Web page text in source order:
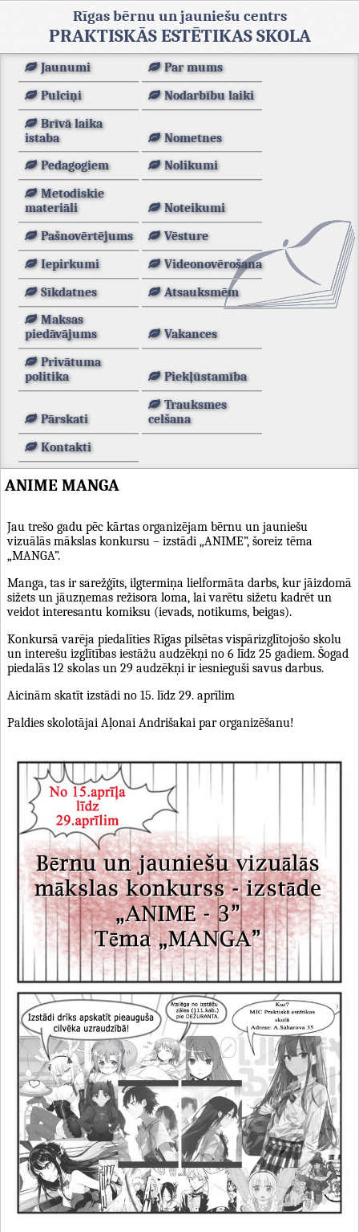
Rīgas bērnu un jauniešu centrs
PRAKTISKĀS ESTĒTIKAS SKOLA
Jaunumi
Par mums
Pulciņi
Nodarbību laiki
Brīvā laika
istaba
Nometnes
Pedagogiem
Nolikumi
Metodiskie
materiāli
Noteikumi
Pašnovērtējums
Vēsture
Iepirkumi
Videonovērošana
Sīkdatnes
Atsauksmēm
Maksas
piedāvājums
Vakances
Privātuma
politika
Piekļūstamība
Pārskati
Trauksmes
celšana
Kontakti
ANIME MANGA
Jau trešo gadu pēc kārtas organizējam bērnu un jauniešu
vizuālās mākslas konkursu – izstādi „ANIME”, šoreiz tēma
„MANGA”.
Manga, tas ir sarežģīts, ilgtermiņa lielformāta darbs, kur jāizdomā
sižets un jāuzņemas režisora loma, lai varētu sižetu kadrēt un
veidot interesantu komiksu (ievads, notikums, beigas).
Konkursā varēja piedalīties Rīgas pilsētas vispārizglītojošo skolu
un interešu izglītības iestāžu audzēkņi no 6 līdz 25 gadiem. Šogad
piedalās 12 skolas un 29 audzēkņi ir iesnieguši savus darbus.
Aicinām skatīt izstādi no 15. līdz 29. aprīlim
Paldies skolotājai Aļonai Andrišakai par organizēšanu!